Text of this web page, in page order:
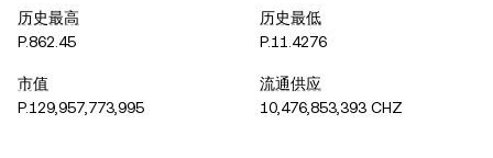
历史最高
P.862.45
历史最低
P.11.4276
市值
P.129,957,773,995
流通供应
10,476,853,393 CHZ